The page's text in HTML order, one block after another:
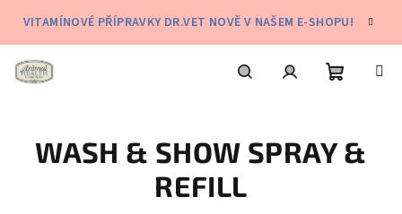
obsah
VITAMÍNOVÉ PŘÍPRAVKY DR.VET NOVĚ V NAŠEM E-SHOPU!
košík
WASH & SHOW SPRAY &
REFILL